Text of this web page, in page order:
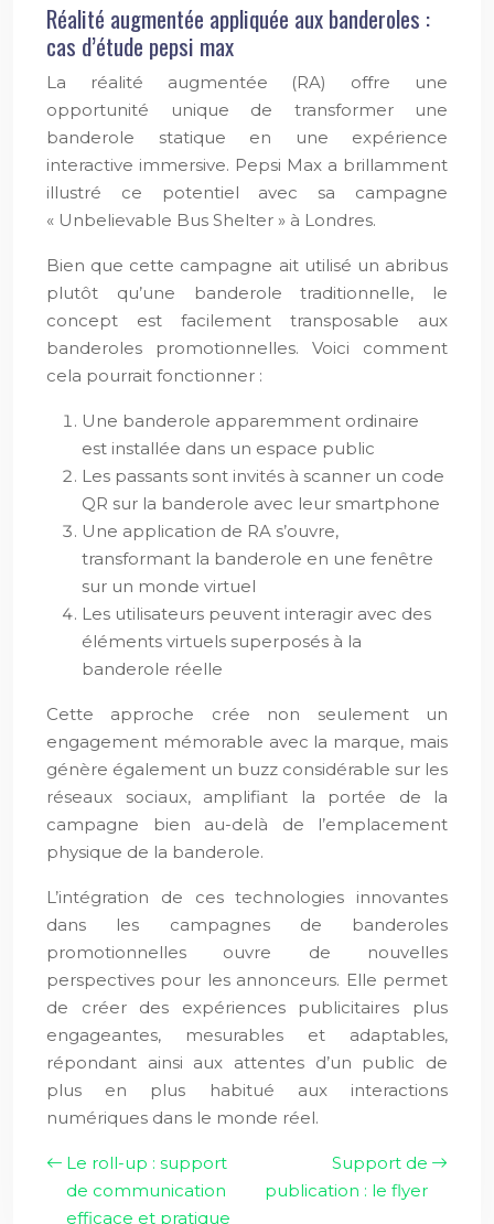
Réalité augmentée appliquée aux banderoles :
cas d’étude pepsi max
La réalité augmentée (RA) offre une
opportunité unique de transformer une
banderole statique en une expérience
interactive immersive. Pepsi Max a brillamment
illustré ce potentiel avec sa campagne
« Unbelievable Bus Shelter » à Londres.
Bien que cette campagne ait utilisé un abribus
plutôt qu’une banderole traditionnelle, le
concept est facilement transposable aux
banderoles promotionnelles. Voici comment
cela pourrait fonctionner :
Une banderole apparemment ordinaire
est installée dans un espace public
Les passants sont invités à scanner un code
QR sur la banderole avec leur smartphone
Une application de RA s’ouvre,
transformant la banderole en une fenêtre
sur un monde virtuel
Les utilisateurs peuvent interagir avec des
éléments virtuels superposés à la
banderole réelle
Cette approche crée non seulement un
engagement mémorable avec la marque, mais
génère également un buzz considérable sur les
réseaux sociaux, amplifiant la portée de la
campagne bien au-delà de l’emplacement
physique de la banderole.
L’intégration de ces technologies innovantes
dans les campagnes de banderoles
promotionnelles ouvre de nouvelles
perspectives pour les annonceurs. Elle permet
de créer des expériences publicitaires plus
engageantes, mesurables et adaptables,
répondant ainsi aux attentes d’un public de
plus en plus habitué aux interactions
numériques dans le monde réel.
Le roll-up : support
de communication
efficace et pratique
Support de
publication : le flyer